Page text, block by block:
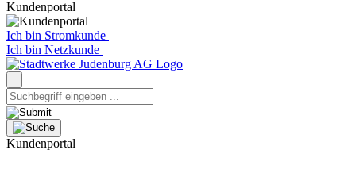
Kundenportal
Ich bin Stromkunde
Ich bin Netzkunde
Kundenportal